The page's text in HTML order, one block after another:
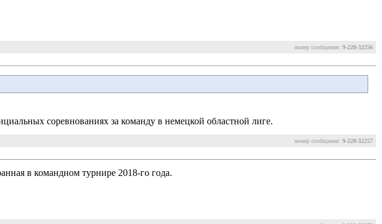
номер сообщения: 9-228-32256
соревнованиях за команду в немецкой областной лиге.
номер сообщения: 9-228-32257
в командном турнире 2018-го года.